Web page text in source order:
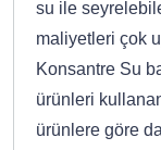
su ile
maliyetleri çok
Konsantre Su
ürünleri
ürünlere göre